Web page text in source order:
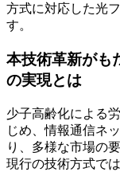
方式に対応した光
す。
本技術革新がも
の実現とは
少子高齢化による
じめ、情報通信ネ
り、多様な市場の
現行の技術方式で